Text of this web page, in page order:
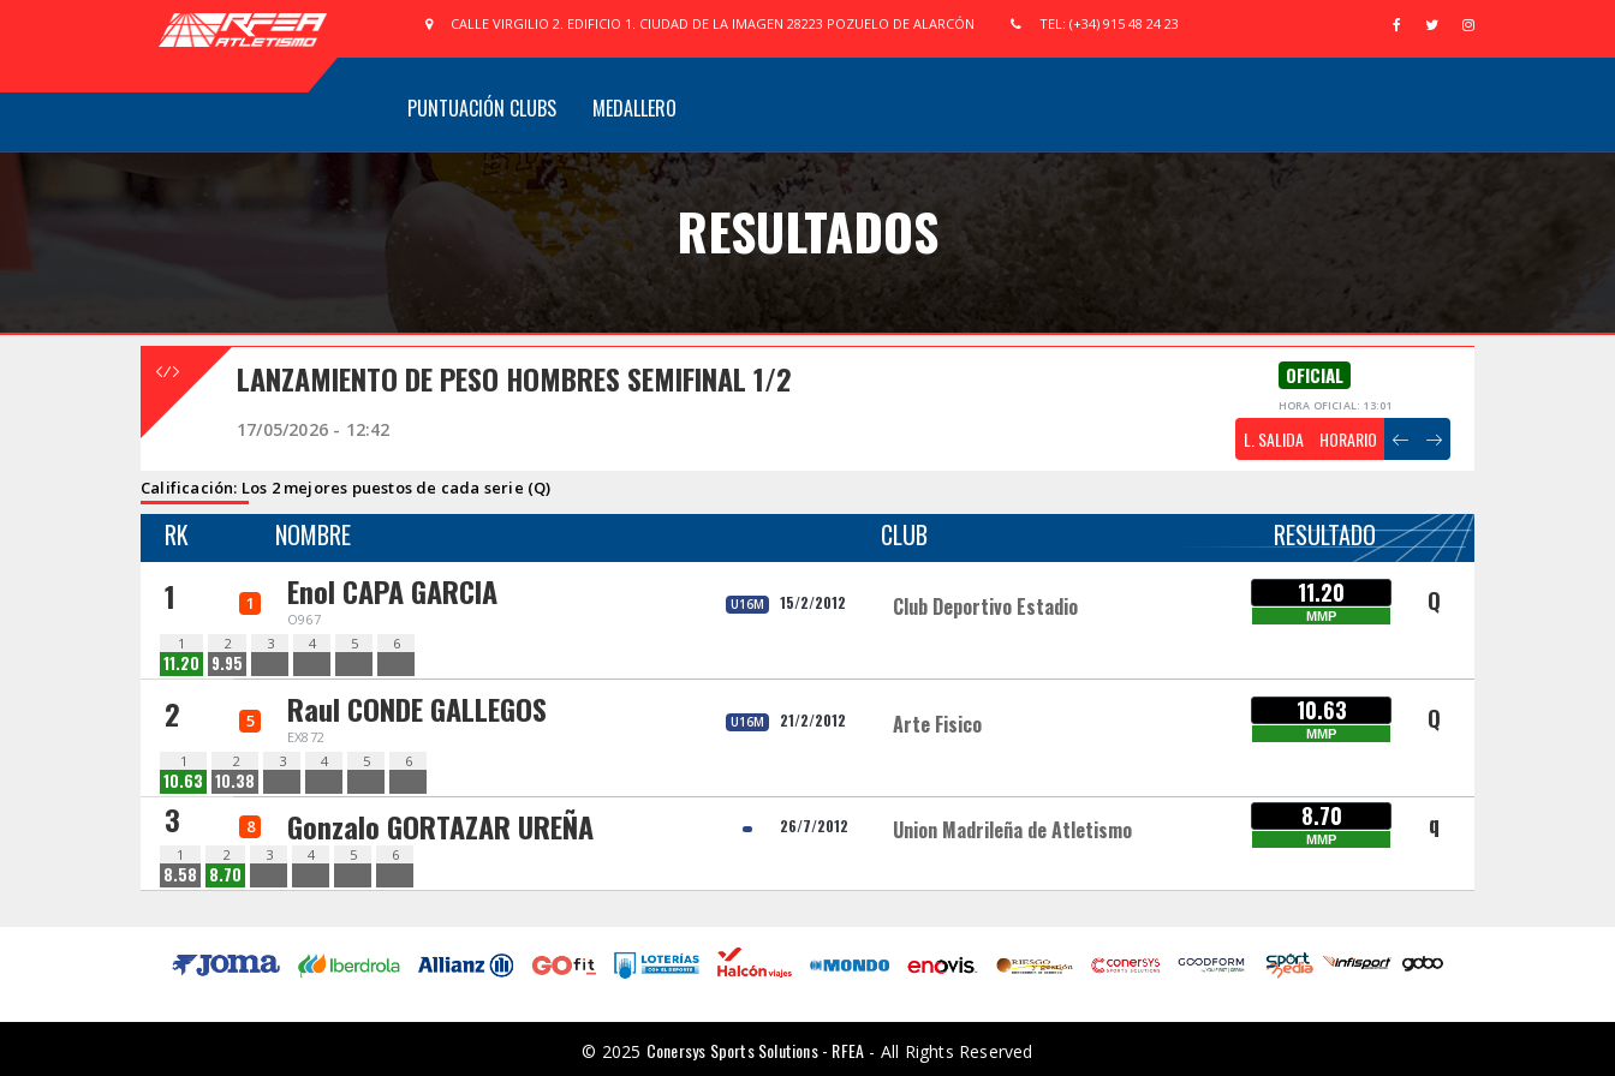
CALLE VIRGILIO 2. EDIFICIO 1. CIUDAD DE LA IMAGEN 28223 POZUELO DE ALARCÓN TEL: (+34) 915 48 24 23
PUNTUACIÓN CLUBS MEDALLERO
RESULTADOS
LANZAMIENTO DE PESO HOMBRES SEMIFINAL 1/2 OFICIAL
HORA OFICIAL: 13:01
17/05/2026 - 12:42 L. SALIDA HORARIO
Calificación: Los 2 mejores puestos de cada serie (Q)
RK NOMBRE CLUB RESULTADO
1 1 Enol CAPA GARCIA
O967
U16M 15/2/2012 Club Deportivo Estadio 11.20
MMP Q
1
11.20
2
9.95
3 4 5 6
2 5 Raul CONDE GALLEGOS
EX872
U16M 21/2/2012 Arte Fisico 10.63
MMP Q
1
10.63
2
10.38
3 4 5 6
3 8 Gonzalo GORTAZAR UREÑA 26/7/2012 Union Madrileña de Atletismo 8.70
MMP q
1
8.58
2
8.70
3 4 5 6
© 2025 Conersys Sports Solutions - RFEA - All Rights Reserved